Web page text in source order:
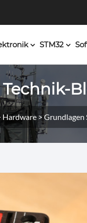
STM32
>